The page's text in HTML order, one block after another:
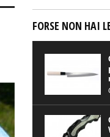
FORSE NON HAI